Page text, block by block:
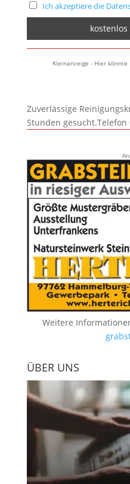
Ich akzeptiere die
Kleinanzeige - Hier
Zuverlässige
Stunden gesucht.Telefon
Weitere
ÜBER UNS